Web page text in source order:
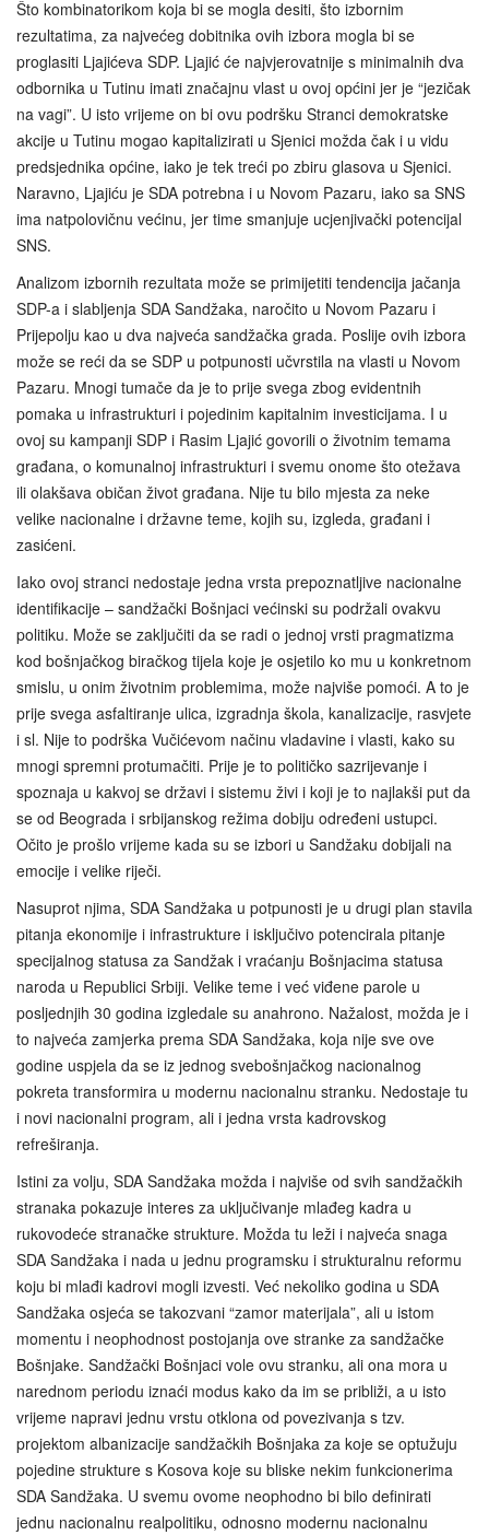
Što kombinatorikom koja bi se mogla desiti, što izbornim
rezultatima, za najvećeg dobitnika ovih izbora mogla bi se
proglasiti Ljajićeva SDP. Ljajić će najvjerovatnije s minimalnih dva
odbornika u Tutinu imati značajnu vlast u ovoj općini jer je “jezičak
na vagi”. U isto vrijeme on bi ovu podršku Stranci demokratske
akcije u Tutinu mogao kapitalizirati u Sjenici možda čak i u vidu
predsjednika općine, iako je tek treći po zbiru glasova u Sjenici.
Naravno, Ljajiću je SDA potrebna i u Novom Pazaru, iako sa SNS
ima natpolovičnu većinu, jer time smanjuje ucjenjivački potencijal
SNS.
Analizom izbornih rezultata može se primijetiti tendencija jačanja
SDP-a i slabljenja SDA Sandžaka, naročito u Novom Pazaru i
Prijepolju kao u dva najveća sandžačka grada. Poslije ovih izbora
može se reći da se SDP u potpunosti učvrstila na vlasti u Novom
Pazaru. Mnogi tumače da je to prije svega zbog evidentnih
pomaka u infrastrukturi i pojedinim kapitalnim investicijama. I u
ovoj su kampanji SDP i Rasim Ljajić govorili o životnim temama
građana, o komunalnoj infrastrukturi i svemu onome što otežava
ili olakšava običan život građana. Nije tu bilo mjesta za neke
velike nacionalne i državne teme, kojih su, izgleda, građani i
zasićeni.
Iako ovoj stranci nedostaje jedna vrsta prepoznatljive nacionalne
identifikacije – sandžački Bošnjaci većinski su podržali ovakvu
politiku. Može se zaključiti da se radi o jednoj vrsti pragmatizma
kod bošnjačkog biračkog tijela koje je osjetilo ko mu u konkretnom
smislu, u onim životnim problemima, može najviše pomoći. A to je
prije svega asfaltiranje ulica, izgradnja škola, kanalizacije, rasvjete
i sl. Nije to podrška Vučićevom načinu vladavine i vlasti, kako su
mnogi spremni protumačiti. Prije je to političko sazrijevanje i
spoznaja u kakvoj se državi i sistemu živi i koji je to najlakši put da
se od Beograda i srbijanskog režima dobiju određeni ustupci.
Očito je prošlo vrijeme kada su se izbori u Sandžaku dobijali na
emocije i velike riječi.
Nasuprot njima, SDA Sandžaka u potpunosti je u drugi plan stavila
pitanja ekonomije i infrastrukture i isključivo potencirala pitanje
specijalnog statusa za Sandžak i vraćanju Bošnjacima statusa
naroda u Republici Srbiji. Velike teme i već viđene parole u
posljednjih 30 godina izgledale su anahrono. Nažalost, možda je i
to najveća zamjerka prema SDA Sandžaka, koja nije sve ove
godine uspjela da se iz jednog svebošnjačkog nacionalnog
pokreta transformira u modernu nacionalnu stranku. Nedostaje tu
i novi nacionalni program, ali i jedna vrsta kadrovskog
refreširanja.
Istini za volju, SDA Sandžaka možda i najviše od svih sandžačkih
stranaka pokazuje interes za uključivanje mlađeg kadra u
rukovodeće stranačke strukture. Možda tu leži i najveća snaga
SDA Sandžaka i nada u jednu programsku i strukturalnu reformu
koju bi mlađi kadrovi mogli izvesti. Već nekoliko godina u SDA
Sandžaka osjeća se takozvani “zamor materijala”, ali u istom
momentu i neophodnost postojanja ove stranke za sandžačke
Bošnjake. Sandžački Bošnjaci vole ovu stranku, ali ona mora u
narednom periodu iznaći modus kako da im se približi, a u isto
vrijeme napravi jednu vrstu otklona od povezivanja s tzv.
projektom albanizacije sandžačkih Bošnjaka za koje se optužuju
pojedine strukture s Kosova koje su bliske nekim funkcionerima
SDA Sandžaka. U svemu ovome neophodno bi bilo definirati
jednu nacionalnu realpolitiku, odnosno modernu nacionalnu